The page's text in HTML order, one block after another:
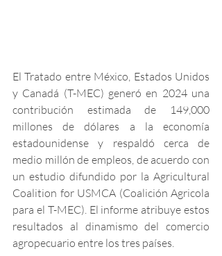
El Tratado entre México, Estados Unidos
y Canadá (T-MEC) generó en 2024 una
contribución estimada de 149,000
millones de dólares a la economía
estadounidense y respaldó cerca de
medio millón de empleos, de acuerdo con
un estudio difundido por la Agricultural
Coalition for USMCA (Coalición Agricola
para el T-MEC). El informe atribuye estos
resultados al dinamismo del comercio
agropecuario entre los tres países.